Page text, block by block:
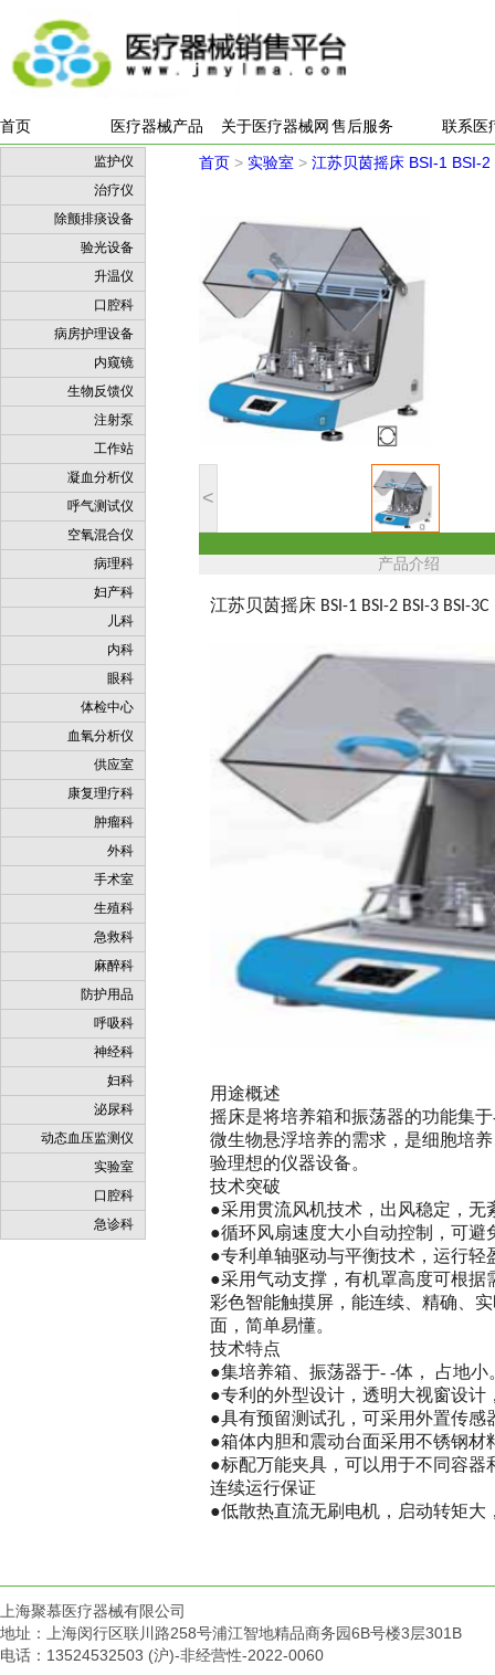
首页 医疗器械产品 关于医疗器械网售后服务 联系医
监护仪
治疗仪
除颤排痰设备
验光设备
升温仪
口腔科
病房护理设备
内窥镜
生物反馈仪
注射泵
工作站
凝血分析仪
呼气测试仪
空氧混合仪
病理科
妇产科
儿科
内科
眼科
体检中心
血氧分析仪
供应室
康复理疗科
肿瘤科
外科
手术室
生殖科
急救科
麻醉科
防护用品
呼吸科
神经科
妇科
泌尿科
动态血压监测仪
实验室
口腔科
急诊科
首页 > 实验室 > 江苏贝茵摇床 BSI-1 BSI-
<
产品介绍
江苏贝茵摇床 BSI-1 BSI-2 BSI-3 BSI-
用途概述
摇床是将培养箱和振荡器的功能集于
微生物悬浮培养的需求，是细胞培
验理想的仪器设备。
技术突破
●采用贯流风机技术，出风稳定，无
●循环风扇速度大小自动控制，可
●专利单轴驱动与平衡技术，运行轻
●采用气动支撑，有机罩高度可根据
彩色智能触摸屏，能连续、精确、
面，简单易懂。
技术特点
●集培养箱、振荡器于- -体， 占地小
●专利的外型设计，透明大视窗设计
●具有预留测试孔，可采用外置传感
●箱体内胆和震动台面采用不锈钢材
●标配万能夹具，可以用于不同容器
连续运行保证
●低散热直流无刷电机，启动转矩
上海聚慕医疗器械有限公司
地址：上海闵行区联川路258号浦江智地精品商务园6B号楼3层301B
电话：13524532503 (沪)-非经营性-2022-0060